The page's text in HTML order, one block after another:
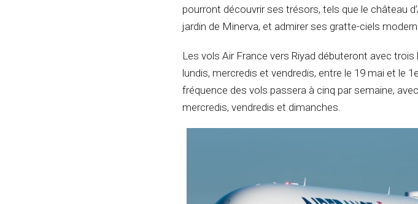
pourront découvrir ses trésors, tels que le château
jardin de Minerva, et admirer ses gratte-ciels
Les vols Air France vers Riyad débuteront avec
lundis, mercredis et vendredis, entre le 19 mai et le
fréquence des vols passera à cinq par semaine,
mercredis, vendredis et dimanches.